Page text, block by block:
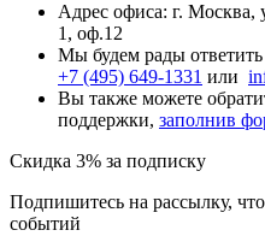
Адрес офиса: г. Москва,
1, оф.12
Мы будем рады
+7 (495) 649-1331 или
Вы также можете
поддержки, заполнив
Скидка 3% за подписку
Подпишитесь на рассылку,
событий